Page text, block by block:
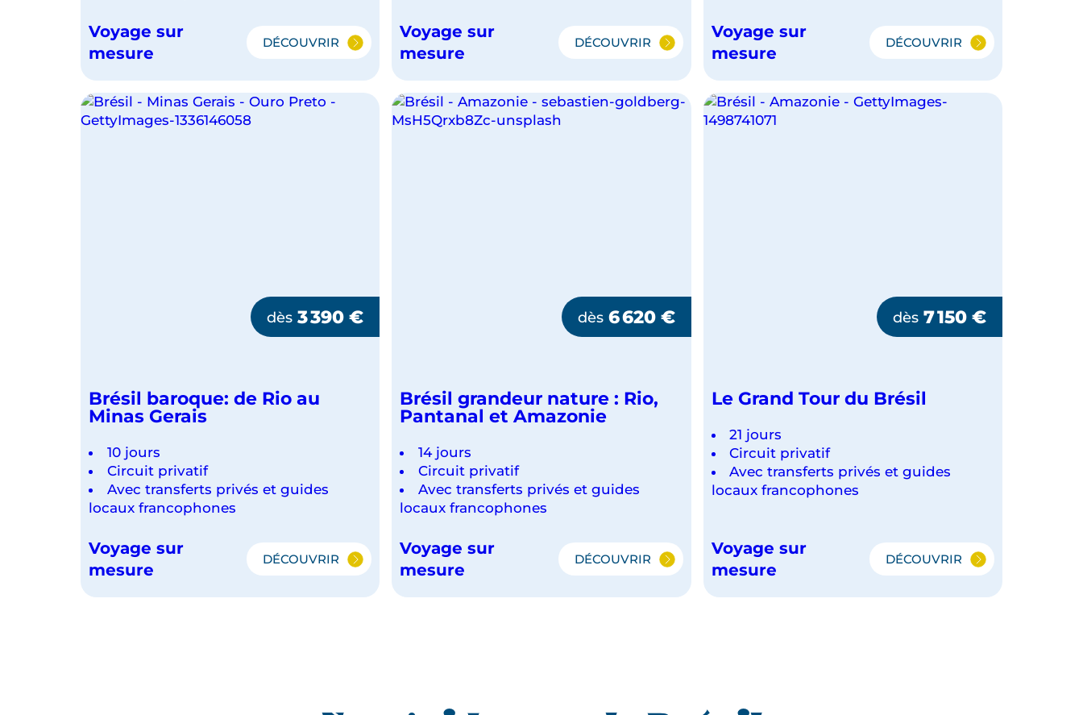
Voyage sur
mesure
DÉCOUVRIR
TRIO
:
RIO,
Voyage sur
mesure
DÉCOUVRIR
L'ESSENTIEL
BRÉSIL
Voyage sur
mesure
DÉCOUVRIR
RIO
LA
ROUTE
dès 3 390€
Brésil baroque: de Rio au
Minas Gerais
10 jours
Circuit privatif
Avec transferts privés et guides
locaux francophones
Voyage sur
mesure
DÉCOUVRIR
BRÉSIL
DE
dès 6 620 €
Brésil grandeur nature : Rio,
Pantanal et Amazonie
14 jours
Circuit privatif
Avec transferts privés et guides
locaux francophones
Voyage sur
mesure
DÉCOUVRIR
BRÉSIL
NATURE
dès 7 150 €
Le Grand Tour du Brésil
21 jours
Circuit privatif
Avec transferts privés et guides
locaux francophones
Voyage sur
mesure
DÉCOUVRIR
LE
TOUR